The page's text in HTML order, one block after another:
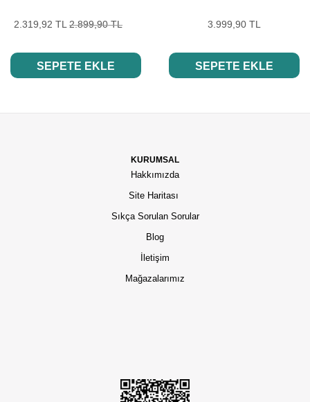
2.319,92 TL 2.899,90 TL
SEPETE EKLE
3.999,90 TL
SEPETE EKLE
KURUMSAL
Hakkımızda
Site Haritası
Sıkça Sorulan Sorular
Blog
İletişim
Mağazalarımız